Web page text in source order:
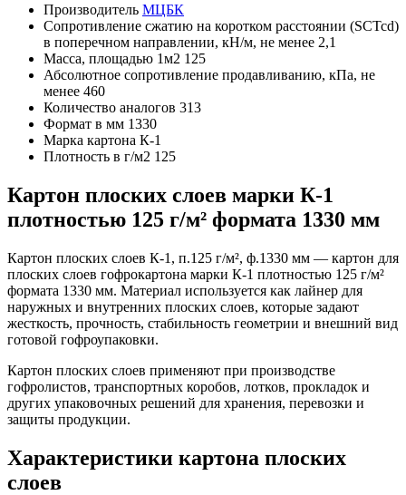
Производитель МЦБК
Сопротивление сжатию на коротком расстоянии (SCTcd)
в поперечном направлении, кН/м, не менее 2,1
Масса, площадью 1м2 125
Абсолютное сопротивление продавливанию, кПа, не
менее 460
Количество аналогов 313
Формат в мм 1330
Марка картона К-1
Плотность в г/м2 125
Картон плоских слоев марки К-1
плотностью 125 г/м² формата 1330 мм
Картон плоских слоев К-1, п.125 г/м², ф.1330 мм — картон для
плоских слоев гофрокартона марки К-1 плотностью 125 г/м²
формата 1330 мм. Материал используется как лайнер для
наружных и внутренних плоских слоев, которые задают
жесткость, прочность, стабильность геометрии и внешний вид
готовой гофроупаковки.
Картон плоских слоев применяют при производстве
гофролистов, транспортных коробов, лотков, прокладок и
других упаковочных решений для хранения, перевозки и
защиты продукции.
Характеристики картона плоских
слоев